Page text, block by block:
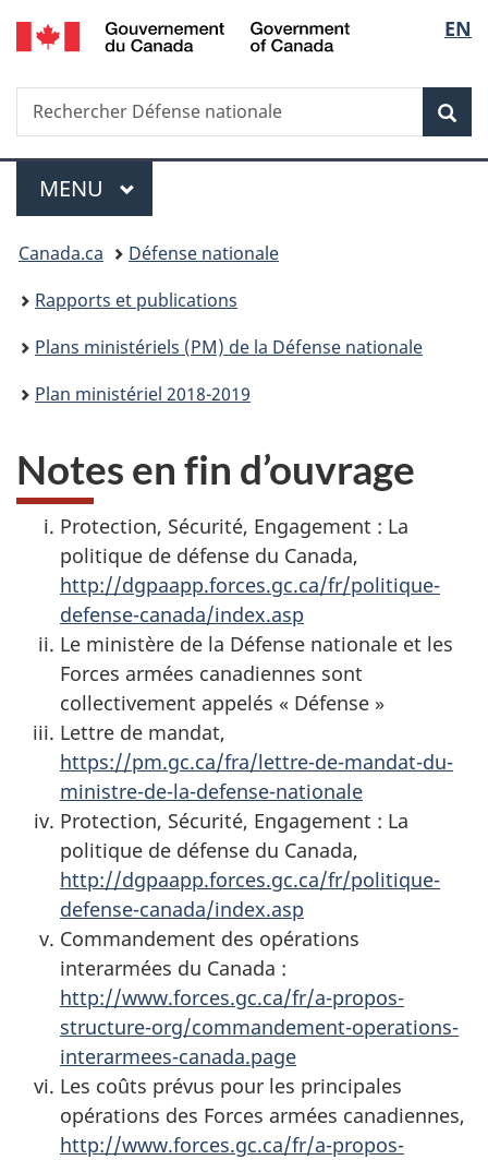
Passer
au
principal
Passer
à
Au
du
Passer
au
de
section
Passer
à
version
simplifiée
de
la
EN
Recherche
Rechercher
Défense
Menu
MENU PRINCIPAL
Vous
êtes
ici :
Canada.ca
Défense nationale
Rapports et publications
Plans ministériels (PM) de la Défense nationale
Plan ministériel 2018-2019
Notes en fin d’ouvrage
Protection, Sécurité, Engagement : La
politique de défense du Canada,
http://dgpaapp.forces.gc.ca/fr/politique-
defense-canada/index.asp
Le ministère de la Défense nationale et les
Forces armées canadiennes sont
collectivement appelés « Défense »
Lettre de mandat,
https://pm.gc.ca/fra/lettre-de-mandat-du-
ministre-de-la-defense-nationale
Protection, Sécurité, Engagement : La
politique de défense du Canada,
http://dgpaapp.forces.gc.ca/fr/politique-
defense-canada/index.asp
Commandement des opérations
interarmées du Canada :
http://www.forces.gc.ca/fr/a-propos-
structure-org/commandement-operations-
interarmees-canada.page
Les coûts prévus pour les principales
opérations des Forces armées canadiennes,
http://www.forces.gc.ca/fr/a-propos-